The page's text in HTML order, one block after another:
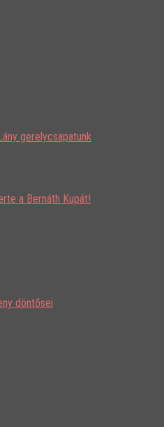
gerelycsapatunk
a Bernáth Kupát!
döntősei